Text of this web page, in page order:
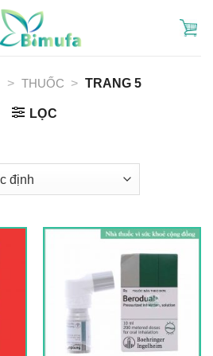
> THUỐC > TRANG 5
LỌC